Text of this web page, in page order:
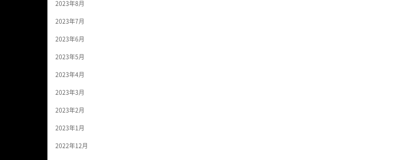
2023年8月
2023年7月
2023年6月
2023年5月
2023年4月
2023年3月
2023年2月
2023年1月
2022年12月